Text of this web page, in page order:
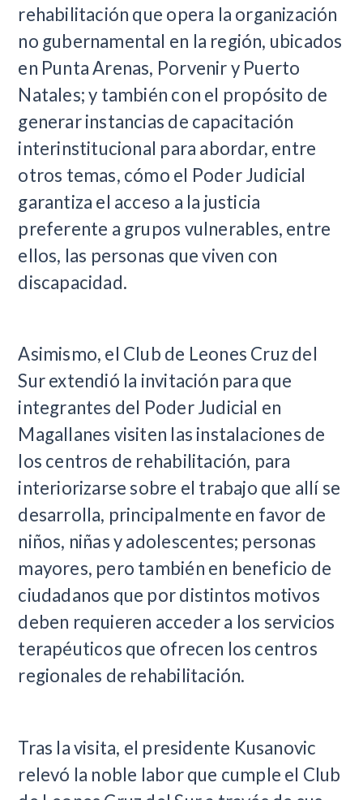
rehabilitación que opera la organización
no gubernamental en la región, ubicados
en Punta Arenas, Porvenir y Puerto
Natales; y también con el propósito de
generar instancias de capacitación
interinstitucional para abordar, entre
otros temas, cómo el Poder Judicial
garantiza el acceso a la justicia
preferente a grupos vulnerables, entre
ellos, las personas que viven con
discapacidad.
Asimismo, el Club de Leones Cruz del
Sur extendió la invitación para que
integrantes del Poder Judicial en
Magallanes visiten las instalaciones de
los centros de rehabilitación, para
interiorizarse sobre el trabajo que allí se
desarrolla, principalmente en favor de
niños, niñas y adolescentes; personas
mayores, pero también en beneficio de
ciudadanos que por distintos motivos
deben requieren acceder a los servicios
terapéuticos que ofrecen los centros
regionales de rehabilitación.
Tras la visita, el presidente Kusanovic
relevó la noble labor que cumple el Club